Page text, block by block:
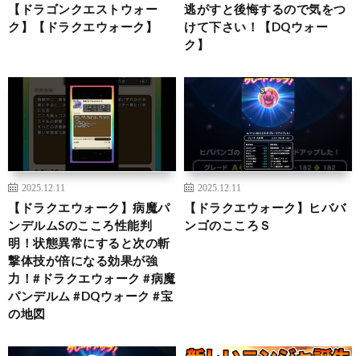
【ドラゴンクエストウォー
ク】【ドラクエウォーク】
逃がすと後悔するので気をつ
けて下さい！【DQウォー
ク】
2025.12.11
【ドラクエウォーク】病魔パ
ンデルムSのこころ性能判
明！状態異常にすると次の斬
撃体技が倍になる効果が強
力！#ドラクエウォーク #病魔
パンデルム #DQウォーク #宝
の地図
2025.12.11
【ドラクエウォーク】ヒババ
ンゴのこころＳ